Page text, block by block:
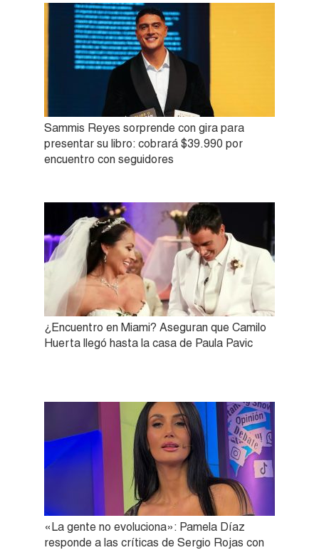
Sammis Reyes sorprende con gira para
presentar su libro: cobrará $39.990 por
encuentro con seguidores
¿Encuentro en Miami? Aseguran que Camilo
Huerta llegó hasta la casa de Paula Pavic
«La gente no evoluciona»: Pamela Díaz
responde a las críticas de Sergio Rojas con